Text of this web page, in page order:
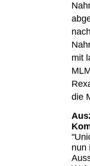
mit
die
nun